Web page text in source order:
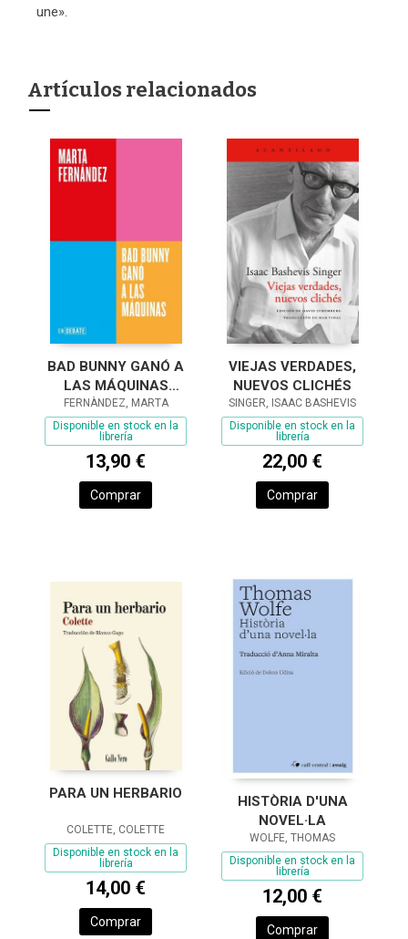
une».
Artículos relacionados
BAD BUNNY GANÓ A
LAS MÁQUINAS
(SERIE ENDEBATE)
FERNÀNDEZ, MARTA
Disponible en stock en la
librería
13,90 €
Comprar
VIEJAS VERDADES,
NUEVOS CLICHÉS
SINGER, ISAAC BASHEVIS
Disponible en stock en la
librería
22,00 €
Comprar
PARA UN HERBARIO
COLETTE, COLETTE
Disponible en stock en la
librería
14,00 €
Comprar
HISTÒRIA D'UNA
NOVEL·LA
WOLFE, THOMAS
Disponible en stock en la
librería
12,00 €
Comprar